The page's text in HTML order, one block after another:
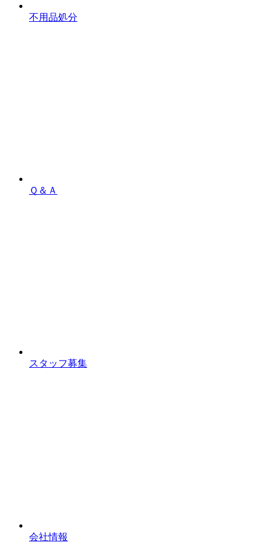
不用品処分
Ｑ＆Ａ
スタッフ募集
会社情報